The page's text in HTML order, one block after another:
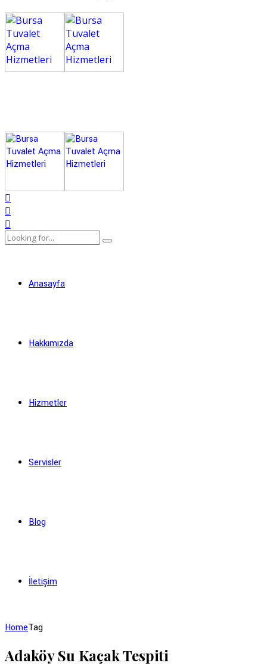
Anasayfa
Hakkımızda
Hizmetler
Servisler
Blog
İletişim
HomeTag
Adaköy Su Kaçak Tespiti